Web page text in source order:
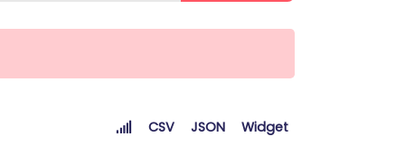
CSV JSON Widget